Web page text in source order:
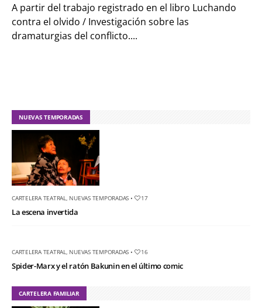
A partir del trabajo registrado en el libro Luchando
contra el olvido / Investigación sobre las
dramaturgias del conflicto....
NUEVAS TEMPORADAS
CARTELERA TEATRAL NUEVAS TEMPORADAS • 17
La escena invertida
CARTELERA TEATRAL NUEVAS TEMPORADAS • 16
Spider-Marx y el ratón Bakunin en el último comic
CARTELERA FAMILIAR